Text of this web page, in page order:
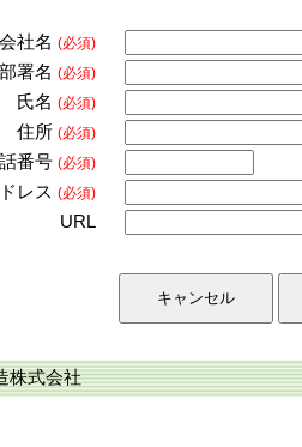
会社名 (必須)
部署名 (必須)
氏名 (必須)
住所 (必須)
番号 (必須)
レス (必須)
URL
株式会社